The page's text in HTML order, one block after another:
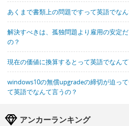
あくまで書類上の問題ですって英語でな
解決すべきは、孤独問題より雇用の安定
の？
現在の価値に換算するとって英語でなん
windows10の無償upgradeの締切が迫っ
て英語でなんて言うの？
アンカーランキング